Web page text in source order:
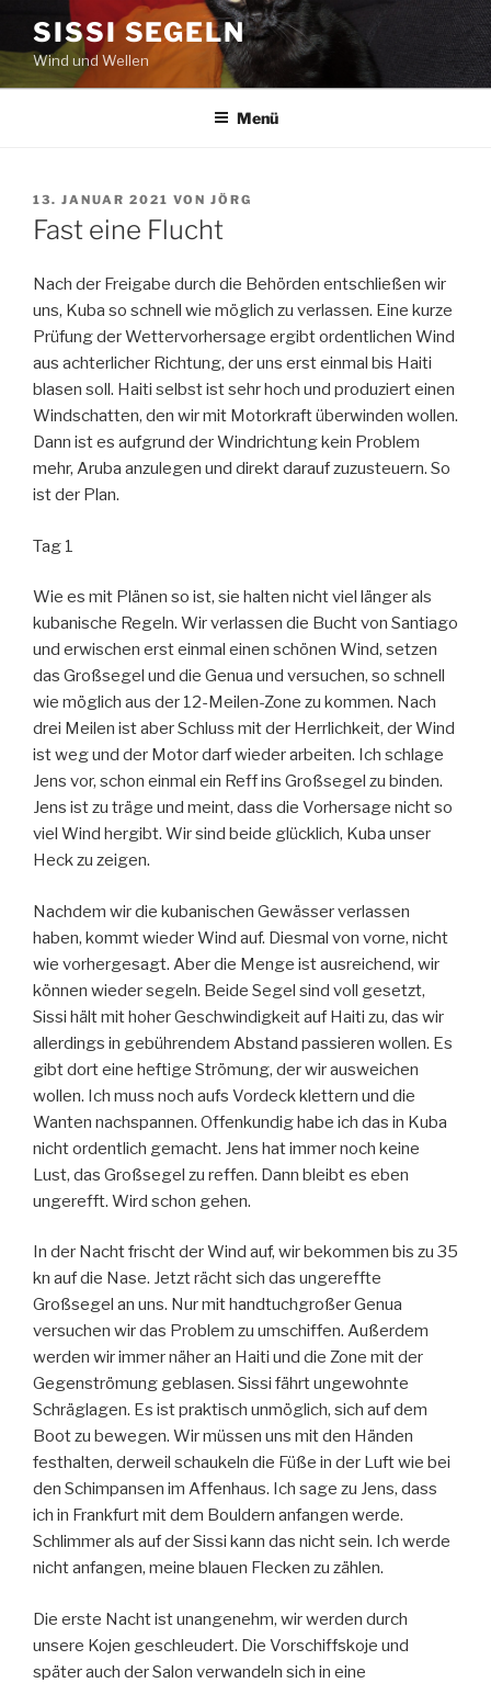
Inhalt
springen
SISSI SEGELN
Wind und Wellen
Menü
VERÖFFENTLICHT
AM
13. JANUAR 2021 VON JÖRG
Fast eine Flucht
Nach der Freigabe durch die Behörden entschließen wir
uns, Kuba so schnell wie möglich zu verlassen. Eine kurze
Prüfung der Wettervorhersage ergibt ordentlichen Wind
aus achterlicher Richtung, der uns erst einmal bis Haiti
blasen soll. Haiti selbst ist sehr hoch und produziert einen
Windschatten, den wir mit Motorkraft überwinden wollen.
Dann ist es aufgrund der Windrichtung kein Problem
mehr, Aruba anzulegen und direkt darauf zuzusteuern. So
ist der Plan.
Tag 1
Wie es mit Plänen so ist, sie halten nicht viel länger als
kubanische Regeln. Wir verlassen die Bucht von Santiago
und erwischen erst einmal einen schönen Wind, setzen
das Großsegel und die Genua und versuchen, so schnell
wie möglich aus der 12-Meilen-Zone zu kommen. Nach
drei Meilen ist aber Schluss mit der Herrlichkeit, der Wind
ist weg und der Motor darf wieder arbeiten. Ich schlage
Jens vor, schon einmal ein Reff ins Großsegel zu binden.
Jens ist zu träge und meint, dass die Vorhersage nicht so
viel Wind hergibt. Wir sind beide glücklich, Kuba unser
Heck zu zeigen.
Nachdem wir die kubanischen Gewässer verlassen
haben, kommt wieder Wind auf. Diesmal von vorne, nicht
wie vorhergesagt. Aber die Menge ist ausreichend, wir
können wieder segeln. Beide Segel sind voll gesetzt,
Sissi hält mit hoher Geschwindigkeit auf Haiti zu, das wir
allerdings in gebührendem Abstand passieren wollen. Es
gibt dort eine heftige Strömung, der wir ausweichen
wollen. Ich muss noch aufs Vordeck klettern und die
Wanten nachspannen. Offenkundig habe ich das in Kuba
nicht ordentlich gemacht. Jens hat immer noch keine
Lust, das Großsegel zu reffen. Dann bleibt es eben
ungerefft. Wird schon gehen.
In der Nacht frischt der Wind auf, wir bekommen bis zu 35
kn auf die Nase. Jetzt rächt sich das ungereffte
Großsegel an uns. Nur mit handtuchgroßer Genua
versuchen wir das Problem zu umschiffen. Außerdem
werden wir immer näher an Haiti und die Zone mit der
Gegenströmung geblasen. Sissi fährt ungewohnte
Schräglagen. Es ist praktisch unmöglich, sich auf dem
Boot zu bewegen. Wir müssen uns mit den Händen
festhalten, derweil schaukeln die Füße in der Luft wie bei
den Schimpansen im Affenhaus. Ich sage zu Jens, dass
ich in Frankfurt mit dem Bouldern anfangen werde.
Schlimmer als auf der Sissi kann das nicht sein. Ich werde
nicht anfangen, meine blauen Flecken zu zählen.
Die erste Nacht ist unangenehm, wir werden durch
unsere Kojen geschleudert. Die Vorschiffskoje und
später auch der Salon verwandeln sich in eine